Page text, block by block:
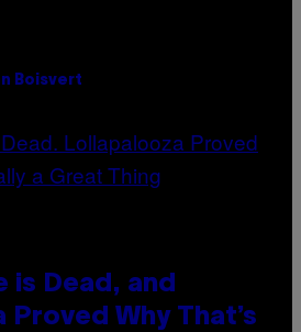
Boisvert
is Dead, and
Proved Why That’s